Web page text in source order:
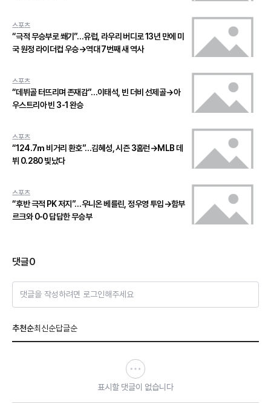
스포츠
“극적 무승부로 쐐기”…유럽, 라우리 버디로 13년 만에 미
국 원정 라이더컵 우승→역대 7번째 새 역사
스포츠
“데뷔골 터뜨리며 존재감”…이태석, 빈 더비 선제골→아
우스트리아 빈 3-1 완승
스포츠
“124.7ｍ 비거리 환호”…김혜성, 시즌 3홈런→MLB 데
뷔 0.280 빛났다
스포츠
“후반 극적 PK 저지”…우니온 베를린, 정우영 투입→함부
르크와 0-0 답답한 무승부
댓글0
댓글을 작성하려면 로그인해주세요
추천순최신순답글순
표시할 댓글이 없습니다